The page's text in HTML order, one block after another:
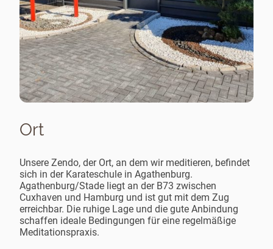
Ort
Unsere Zendo, der Ort, an dem wir meditieren, befindet
sich in der Karateschule in Agathenburg.
Agathenburg/Stade liegt an der B73 zwischen
Cuxhaven und Hamburg und ist gut mit dem Zug
erreichbar. Die ruhige Lage und die gute Anbindung
schaffen ideale Bedingungen für eine regelmäßige
Meditationspraxis.